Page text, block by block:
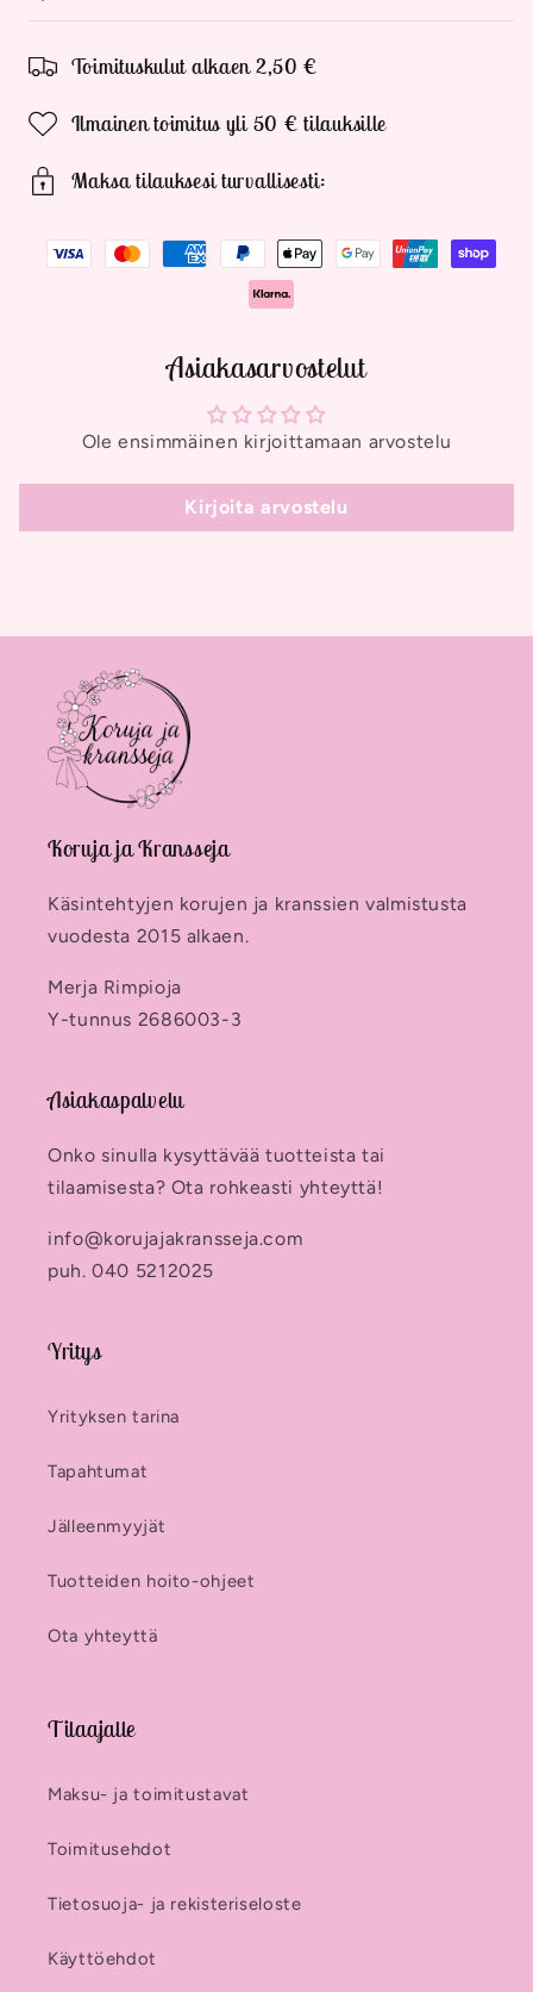
Toimituskulut alkaen 2,50 €
Ilmainen toimitus yli 50 € tilauksille
Maksa tilauksesi turvallisesti:
Asiakasarvostelut
Ole ensimmäinen kirjoittamaan arvostelu
Kirjoita arvostelu
Koruja ja Kransseja
Käsintehtyjen korujen ja kranssien valmistusta
vuodesta 2015 alkaen.
Merja Rimpioja
Y-tunnus 2686003-3
Asiakaspalvelu
Onko sinulla kysyttävää tuotteista tai
tilaamisesta? Ota rohkeasti yhteyttä!
info@korujajakransseja.com
puh. 040 5212025
Yritys
Yrityksen tarina
Tapahtumat
Jälleenmyyjät
Tuotteiden hoito-ohjeet
Ota yhteyttä
Tilaajalle
Maksu- ja toimitustavat
Toimitusehdot
Tietosuoja- ja rekisteriseloste
Käyttöehdot